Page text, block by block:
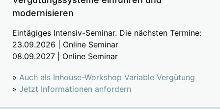
modernisieren
Eintägiges Intensiv-Seminar. Die nächsten Termine:
23.09.2026 | Online Seminar
08.09.2027 | Online Seminar
» Auch als Inhouse-Workshop Variable Vergütung
» Jetzt Informationen anfordern